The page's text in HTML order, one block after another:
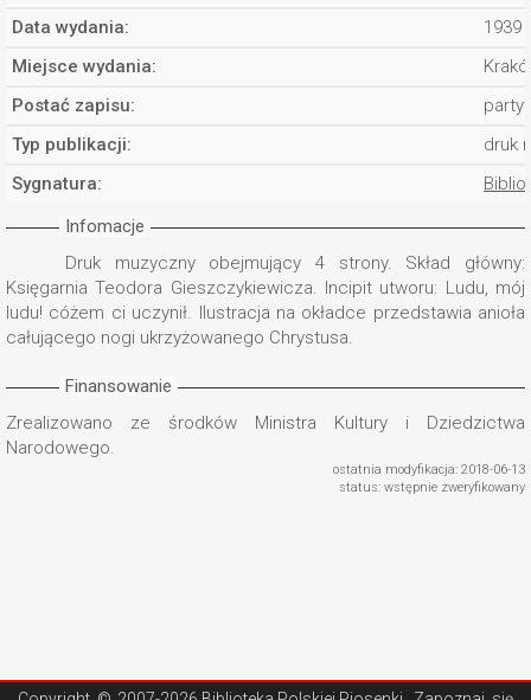
Data wydania:
1939
Miejsce wydania:
Postać zapisu:
Typ publikacji:
druk
Sygnatura:
Infomacje
Druk muzyczny obejmujący 4 strony. Skład główny:
Księgarnia Teodora Gieszczykiewicza. Incipit utworu: Ludu, mój
ludu! cóżem ci uczynił. Ilustracja na okładce przedstawia anioła
całującego nogi ukrzyżowanego Chrystusa.
Finansowanie
Zrealizowano ze środków Ministra Kultury i Dziedzictwa
Narodowego.
ostatnia modyfikacja: 2018-06-13
status: wstępnie zweryfikowany